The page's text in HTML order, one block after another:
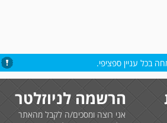
בכל עניין ספציפי.
הרשמה לניוזלטר
אני רוצה ומסכים/ה לקבל מהאתר